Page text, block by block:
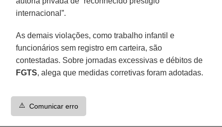
internacional”.
As demais violações, como trabalho infantil e
funcionários sem registro em carteira, são
contestadas. Sobre jornadas excessivas e débitos de
FGTS, alega que medidas corretivas foram adotadas.
⚠️ Comunicar erro